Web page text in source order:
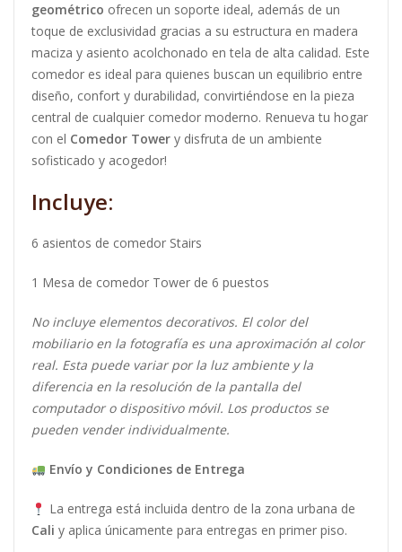
geométrico ofrecen un soporte ideal, además de un
toque de exclusividad gracias a su estructura en madera
maciza y asiento acolchonado en tela de alta calidad. Este
comedor es ideal para quienes buscan un equilibrio entre
diseño, confort y durabilidad, convirtiéndose en la pieza
central de cualquier comedor moderno. Renueva tu hogar
con el Comedor Tower y disfruta de un ambiente
sofisticado y acogedor!
Incluye:
6 asientos de comedor Stairs
1 Mesa de comedor Tower de 6 puestos
No incluye elementos decorativos. El color del
mobiliario en la fotografía es una aproximación al color
real. Esta puede variar por la luz ambiente y la
diferencia en la resolución de la pantalla del
computador o dispositivo móvil. Los productos se
pueden vender individualmente.
Envío y Condiciones de Entrega
La entrega está incluida dentro de la zona urbana de
Cali y aplica únicamente para entregas en primer piso.